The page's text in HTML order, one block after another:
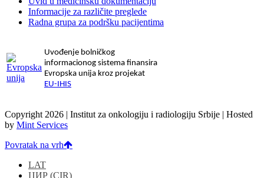
Informacije za različite preglede
Radna grupa za podršku pacijentima
Uvođenje bolničkog
informacionog sistema finansira
Evropska unija kroz projekat
EU-IHIS
Copyright 2026 | Institut za onkologiju i radiologiju Srbije | Hosted
by Mint Services
Povratak na vrh
LAT
ЦИР (CIR)